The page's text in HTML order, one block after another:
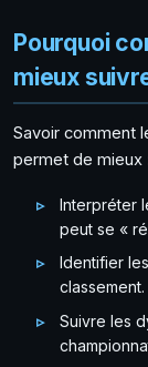
Pourquoi
mieux
Savoir comment
permet de mieux
Interpréter
peut se «
Identifier
classement.
Suivre les